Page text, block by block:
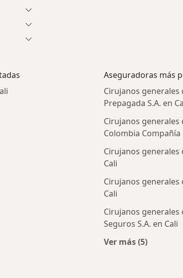
Enfermedades más tratadas
Aseguradoras más
Cirujanos generales
Prepagada S.A. en
Cirujanos generales
Colombia Compañía
Cirujanos generales
Cali
Cirujanos generales
Cali
Cirujanos
Seguros S.A. en Cali
Ver más (5)